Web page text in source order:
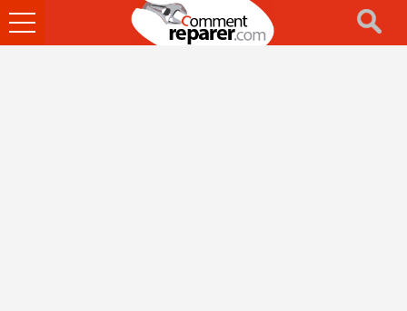
Ouvrir
le